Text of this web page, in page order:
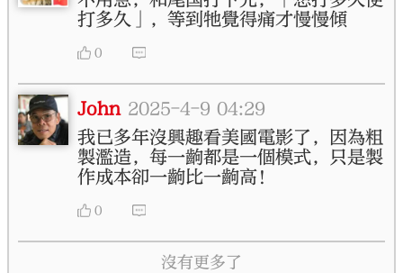
打多久」，等到牠覺得痛才慢慢傾
0
John 2025-4-9 04:29
我已多年沒興趣看美國電影了，因為粗
製濫造，每一齣都是一個模式，只是製
作成本卻一齣比一齣高！
0
沒有更多了